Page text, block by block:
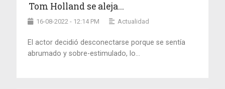
Tom Holland se aleja...
16-08-2022 - 12:14 PM Actualidad
El actor decidió desconectarse porque se sentía
abrumado y sobre-estimulado, lo...